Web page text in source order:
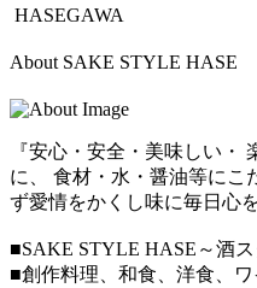
HASEGAWA
About SAKE STYLE HASE
『安心・安全・美味しい・
に、 食材・水・醤油等にこ
ず愛情をかくし味に毎日心
■SAKE STYLE HASE～酒
■創作料理、和食、洋食、ワ